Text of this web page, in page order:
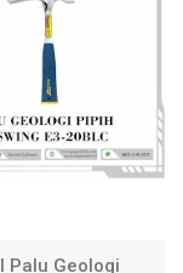
Palu Geologi